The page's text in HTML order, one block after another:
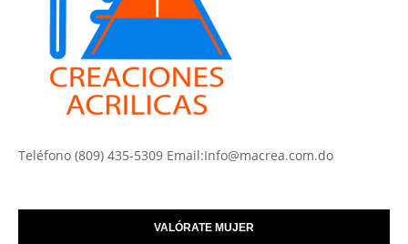
Teléfono (809) 435-5309 Email:Info@macrea.com.do
VALÓRATE MUJER